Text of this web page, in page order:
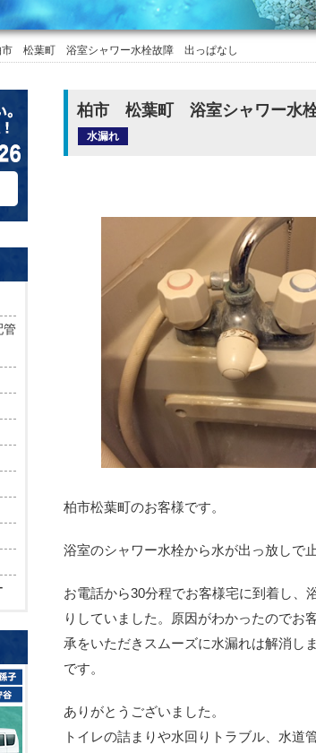
市 松葉町 浴室シャワー水栓故障 出っぱなし
柏市 松葉町 浴室シャワー水
水漏れ
柏市松葉町のお客様です。
浴室のシャワー水栓から水が出っ放しで
お電話から30分程でお客様宅に到着し、
りしていました。原因がわかったのでお
承をいただきスムーズに水漏れは解消し
です。
ありがとうございました。
トイレの詰まりや水回りトラブル、水
管